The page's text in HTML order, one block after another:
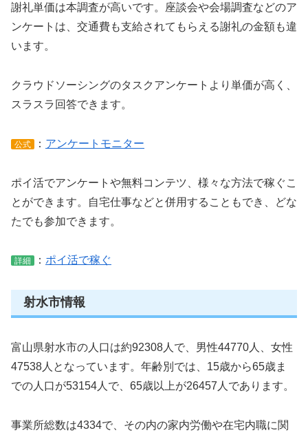
謝礼単価は本調査が高いです。座談会や会場調査などのア
ンケートは、交通費も支給されてもらえる謝礼の金額も違
います。
クラウドソーシングのタスクアンケートより単価が高く、
スラスラ回答できます。
公式 ： アンケートモニター
ポイ活でアンケートや無料コンテツ、様々な方法で稼ぐこ
とができます。自宅仕事などと併用することもでき、どな
たでも参加できます。
詳細 ： ポイ活で稼ぐ
射水市情報
富山県射水市の人口は約92308人で、男性44770人、女性
47538人となっています。年齢別では、15歳から65歳ま
での人口が53154人で、65歳以上が26457人であります。
事業所総数は4334で、その内の家内労働や在宅内職に関